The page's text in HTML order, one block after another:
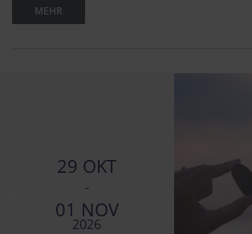
MEHR
29 OKT
-
01 NOV
2026